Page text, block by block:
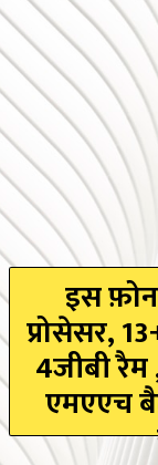
इस
प्रोसेसर,
4जीबी
एमएएच